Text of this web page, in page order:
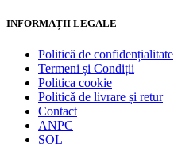
INFORMAȚII LEGALE
Politică de confidențialitate
Termeni și Condiții
Politica cookie
Politică de livrare și retur
Contact
ANPC
SOL